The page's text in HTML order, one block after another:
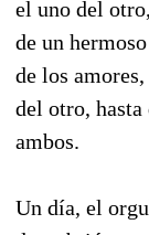
el uno del
de un
de los
del otro,
ambos.
Un día, el